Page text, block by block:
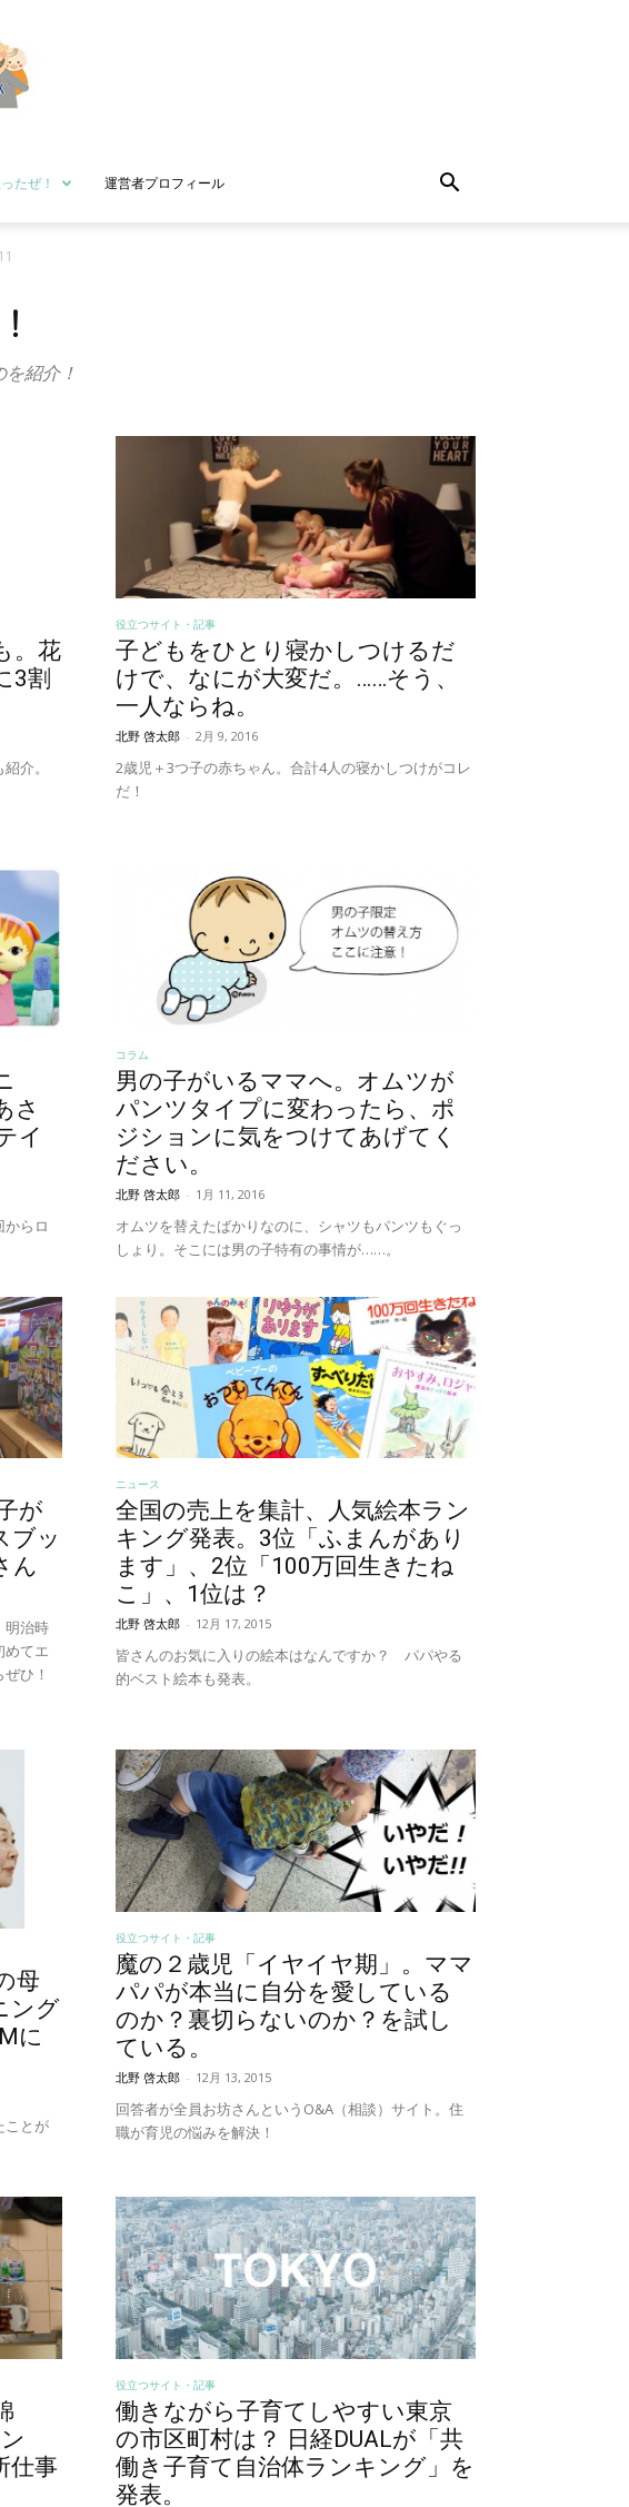
たぜ！ 運営者プロフィール
紹介！
。花
3割
介。
役立つサイト・記事
子どもをひとり寝かしつけるだ
けで、なにが大変だ。……そう、
一人ならね。
北野 啓太郎 - 2月 9, 2016
2歳児＋3つ子の赤ちゃん。合計4人の寝かしつけがコレ
だ！
さ
イ
らロ
コラム
男の子がいるママへ。オムツが
パンツタイプに変わったら、ポ
ジションに気をつけてあげてく
ださい。
北野 啓太郎 - 1月 11, 2016
オムツを替えたばかりなのに、シャツもパンツもぐっ
しょり。そこには男の子特有の事情が……。
が
ブッ
ん
明治時
めてエ
ひ！
ニュース
全国の売上を集計、人気絵本ラン
キング発表。3位「ふまんがあり
ます」、2位「100万回生きたね
こ」、1位は？
北野 啓太郎 - 12月 17, 2015
皆さんのお気に入りの絵本はなんですか？ パパやる
的ベスト絵本も発表。
母
ング
に
ことが
役立つサイト・記事
魔の２歳児「イヤイヤ期」。ママ
パパが本当に自分を愛している
のか？裏切らないのか？を試し
ている。
北野 啓太郎 - 12月 13, 2015
回答者が全員お坊さんというO&A（相談）サイト。住
職が育児の悩みを解決！
仕事
役立つサイト・記事
働きながら子育てしやすい東京
の市区町村は？ 日経DUALが「共
働き子育て自治体ランキング」を
発表。